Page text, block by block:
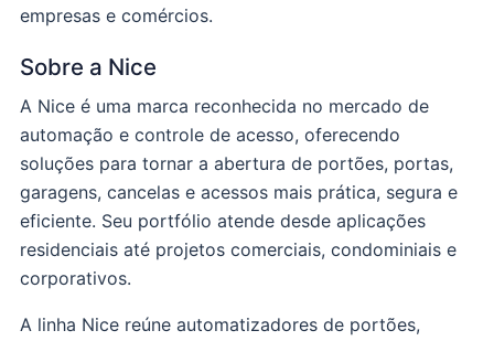
empresas e comércios.
Sobre a Nice
A Nice é uma marca reconhecida no mercado de
automação e controle de acesso, oferecendo
soluções para tornar a abertura de portões, portas,
garagens, cancelas e acessos mais prática, segura e
eficiente. Seu portfólio atende desde aplicações
residenciais até projetos comerciais, condominiais e
corporativos.
A linha Nice reúne automatizadores de portões,